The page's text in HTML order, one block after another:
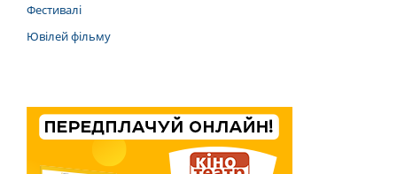
Фестивалі
Ювілей фільму